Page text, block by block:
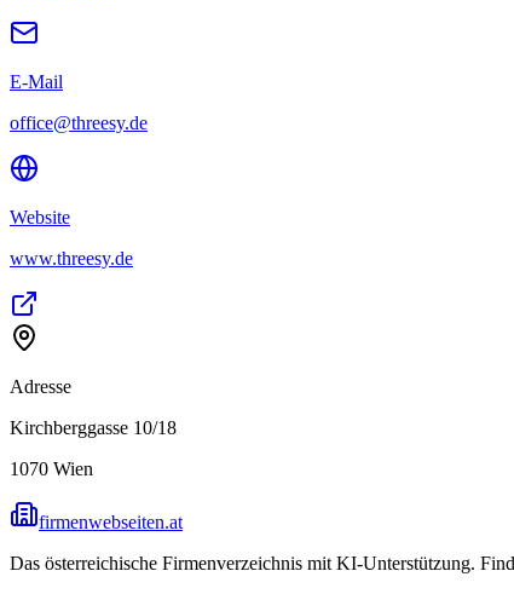
E-Mail
office@threesy.de
Website
www.threesy.de
Adresse
Kirchberggasse 10/18
1070 Wien
firmenwebseiten.at
Das österreichische Firmenverzeichnis mit KI-Unterstützung.